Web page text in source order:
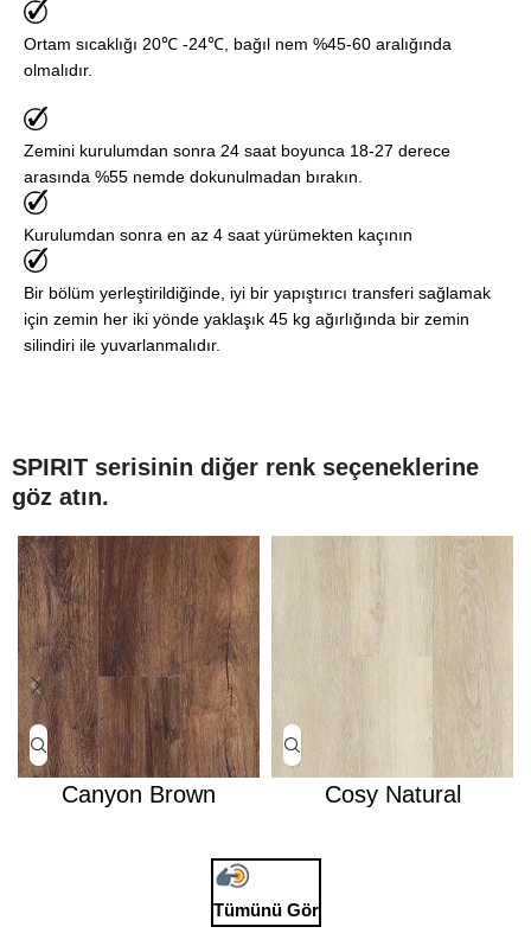
Ortam sıcaklığı 20℃ -24℃, bağıl nem %45-60 aralığında
olmalıdır.
Zemini kurulumdan sonra 24 saat boyunca 18-27 derece
arasında %55 nemde dokunulmadan bırakın.
Kurulumdan sonra en az 4 saat yürümekten kaçının
Bir bölüm yerleştirildiğinde, iyi bir yapıştırıcı transferi sağlamak
için zemin her iki yönde yaklaşık 45 kg ağırlığında bir zemin
silindiri ile yuvarlanmalıdır.
SPIRIT serisinin diğer renk seçeneklerine
göz atın.
Canyon Brown Cosy Natural
Tümünü Gör